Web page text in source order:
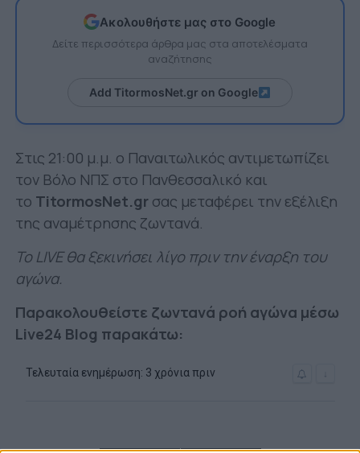
Ακολουθήστε μας στο Google
Δείτε περισσότερα άρθρα μας στα αποτελέσματα
αναζήτησης
Add TitormosNet.gr on Google
Στις 21:00 μ.μ. ο Παναιτωλικός αντιμετωπίζει
τον Βόλο ΝΠΣ στο Πανθεσσαλικό και
το TitormosNet.grσας μεταφέρει την εξέλιξη
της αναμέτρησης ζωντανά.
Το LIVE θα ξεκινήσει λίγο πριν την έναρξη του
αγώνα.
Παρακολουθείστε ζωντανά ροή αγώνα μέσω
Live24 Blog παρακάτω: